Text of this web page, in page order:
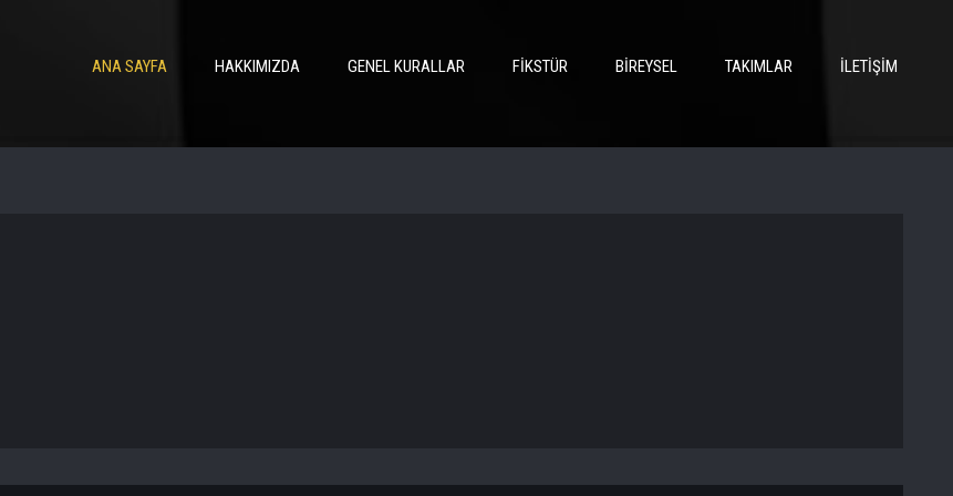
ANA SAYFA HAKKIMIZDA GENEL KURALLAR FIKSTÜR BIREYSEL TAKIMLAR İLETIŞIM